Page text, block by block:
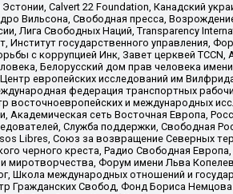
Calvert 22 Foundation, Канадский
Вильсона, Свободная пресса,
Лига Свободных Наций, Transparеncy
государственного управления,
с коррупцией Инк, Завет церквей
Белорусский дом прав человека
европейских исследований им
федерация транспортных
восточноевропейских и международных
сеть Восточная Европа,
Служба поддержки, Свободная
Libres, Союз за возвращение Северных
черного креста, Радио Свободная
Форум имени Льва
Школа международных отношений и
Гражданских Свобод, Фонд Бориса